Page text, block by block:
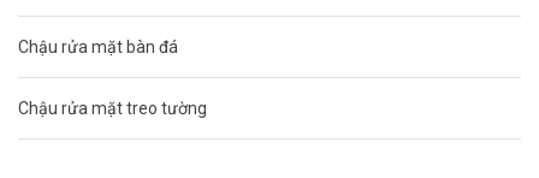
Chậu rửa mặt bàn đá
Chậu rửa mặt treo tường